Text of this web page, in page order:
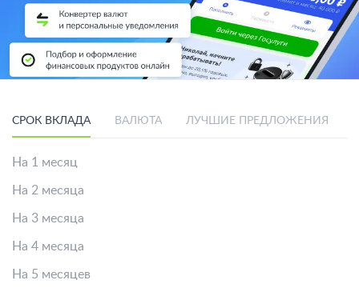
СРОК ВКЛАДА ВАЛЮТА ЛУЧШИЕ ПРЕДЛОЖЕНИЯ
На 1 месяц
На 2 месяца
На 3 месяца
На 4 месяца
На 5 месяцев